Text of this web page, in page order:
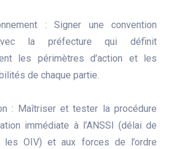
: Signer une convention
la préfecture qui définit
les périmètres d’action et les
de chaque partie.
: Maîtriser et tester la procédure
immédiate à l’ANSSI (délai de
les OIV) et aux forces de l’ordre